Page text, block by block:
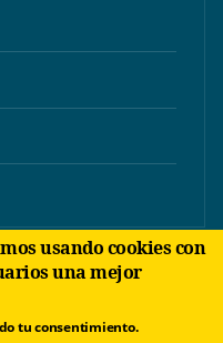
una mejor
tu consentimiento.